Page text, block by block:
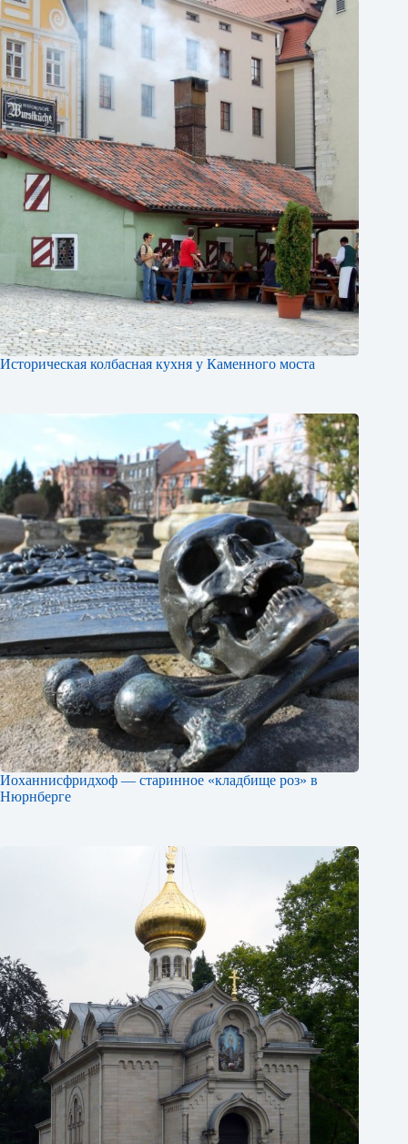
Историческая колбасная кухня у Каменного моста
Иоханнисфридхоф — старинное «кладбище роз» в
Нюрнберге